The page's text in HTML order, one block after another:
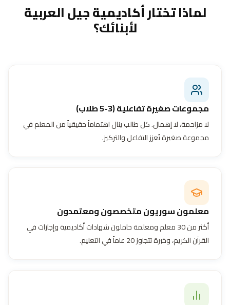
لماذا تختار أكاديمية جيل العربية
لأبنائك؟
مجموعات صغيرة تفاعلية (3-5 طلاب)
لا مزاحمة، لا إهمال. كل طالب ينال اهتماماً حقيقياً من المعلم في
مجموعة صغيرة تُعزز التفاعل والتركيز.
معلمون سوريون متخصصون ومعتمدون
أكثر من 30 معلم ومعلمة حاملون شهادات أكاديمية وإجازات في
القرآن الكريم، وخبرة تتجاوز 20 عاماً في التعليم.